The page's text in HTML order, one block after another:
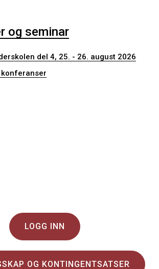
og seminar
del 4, 25. - 26. august 2026
LOGG INN
OG KONTINGENTSATSER